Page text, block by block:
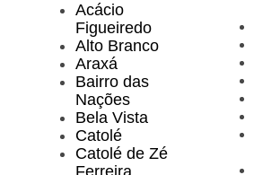
Acácio
Figueiredo
Alto Branco
Araxá
Bairro das
Nações
Bela Vista
Catolé
Catolé de Zé